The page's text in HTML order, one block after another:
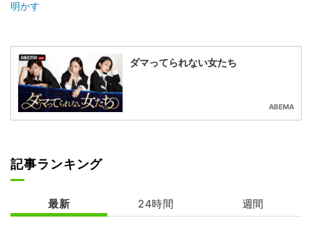
明かす
ダマってられない女たち
ABEMA
記事ランキング
最新 24時間 週間